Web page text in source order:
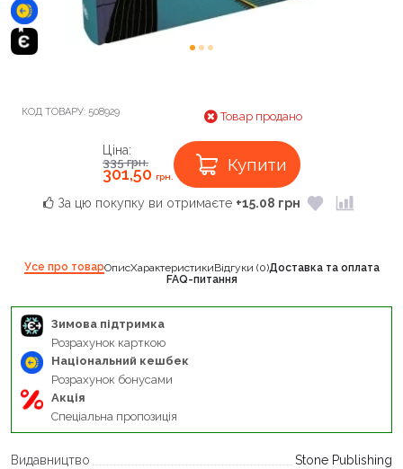
КОД ТОВАРУ: 508929 Товар продано
Ціна:
335грн.
301,50 грн.
Купити
За цю покупку ви отримаєте +15.08 грн
Усе про товарОписХарактеристикиВідгуки (0)Доставка та оплата
FAQ-питання
Зимова підтримка
Розрахунок карткою
Національний кешбек
Розрахунок бонусами
Акція
Спеціальна пропозиція
Видавництво
Stone Publishing